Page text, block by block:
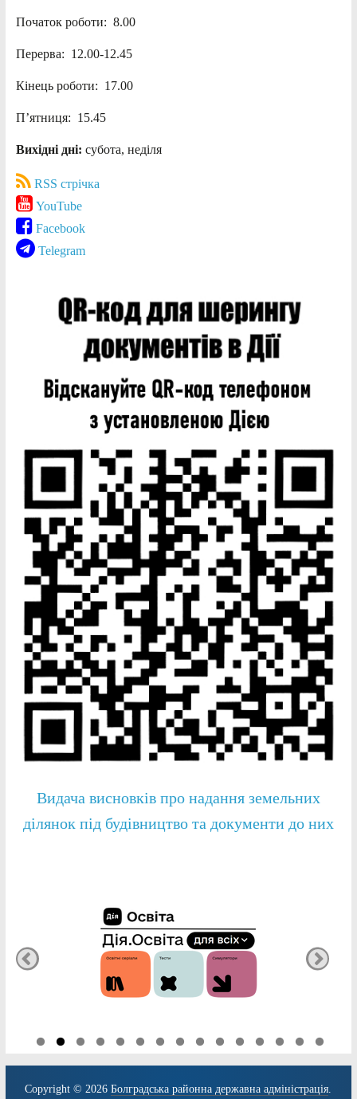
Початок роботи: 8.00
Перерва: 12.00-12.45
Кінець роботи: 17.00
П’ятниця: 15.45
Вихідні дні: субота, неділя
RSS стрічка
YouTube
Facebook
Telegram
Видача висновків про надання земельних
ділянок під будівництво та документи до них
Copyright © 2026Болградська районна державна адміністрація